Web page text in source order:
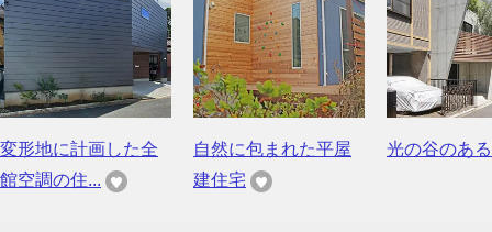
変形地に計画した全
館空調の住...
自然に包まれた平屋
建住宅
光の谷のあ